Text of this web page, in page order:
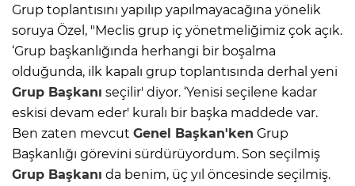
Grup toplantısını yapılıp yapılmayacağına yönelik
soruya Özel, "Meclis grup iç yönetmeliğimiz çok açık.
‘Grup başkanlığında herhangi bir boşalma
olduğunda, ilk kapalı grup toplantısında derhal yeni
Grup Başkanı seçilir' diyor. ‘Yenisi seçilene kadar
eskisi devam eder' kuralı bir başka maddede var.
Ben zaten mevcut Genel Başkan'ken Grup
Başkanlığı görevini sürdürüyordum. Son seçilmiş
Grup Başkanı da benim, üç yıl öncesinde seçilmiş.